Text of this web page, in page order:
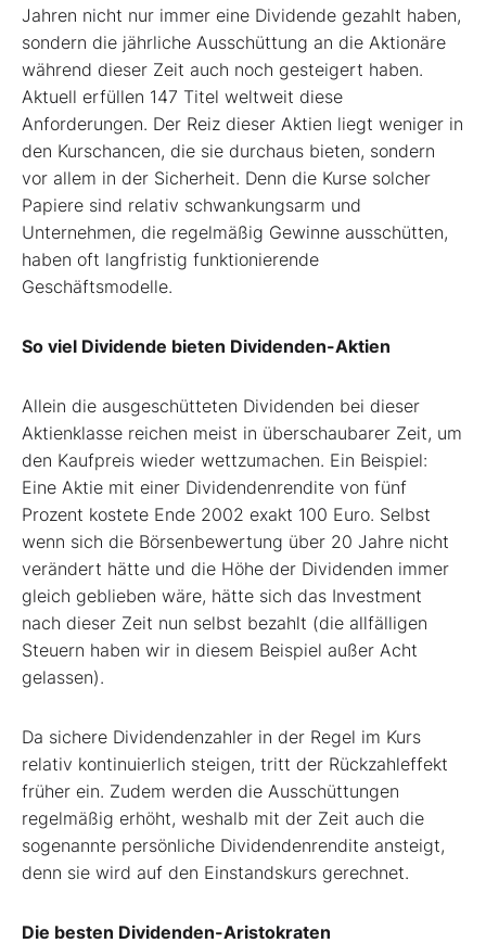
Jahren nicht nur immer eine Dividende gezahlt haben,
sondern die jährliche Ausschüttung an die Aktionäre
während dieser Zeit auch noch gesteigert haben.
Aktuell erfüllen 147 Titel weltweit diese
Anforderungen. Der Reiz dieser Aktien liegt weniger in
den Kurschancen, die sie durchaus bieten, sondern
vor allem in der Sicherheit. Denn die Kurse solcher
Papiere sind relativ schwankungsarm und
Unternehmen, die regelmäßig Gewinne ausschütten,
haben oft langfristig funktionierende
Geschäftsmodelle.
So viel Dividende bieten Dividenden-Aktien
Allein die ausgeschütteten Dividenden bei dieser
Aktienklasse reichen meist in überschaubarer Zeit, um
den Kaufpreis wieder wettzumachen. Ein Beispiel:
Eine Aktie mit einer Dividendenrendite von fünf
Prozent kostete Ende 2002 exakt 100 Euro. Selbst
wenn sich die Börsenbewertung über 20 Jahre nicht
verändert hätte und die Höhe der Dividenden immer
gleich geblieben wäre, hätte sich das Investment
nach dieser Zeit nun selbst bezahlt (die allfälligen
Steuern haben wir in diesem Beispiel außer Acht
gelassen).
Da sichere Dividendenzahler in der Regel im Kurs
relativ kontinuierlich steigen, tritt der Rückzahleffekt
früher ein. Zudem werden die Ausschüttungen
regelmäßig erhöht, weshalb mit der Zeit auch die
sogenannte persönliche Dividendenrendite ansteigt,
denn sie wird auf den Einstandskurs gerechnet.
Die besten Dividenden-Aristokraten